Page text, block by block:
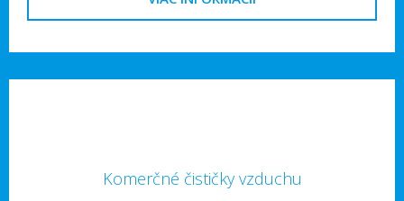
Komerčné čističky vzduchu